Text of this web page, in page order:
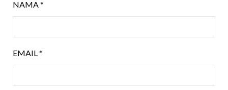
NAMA*
EMAIL*